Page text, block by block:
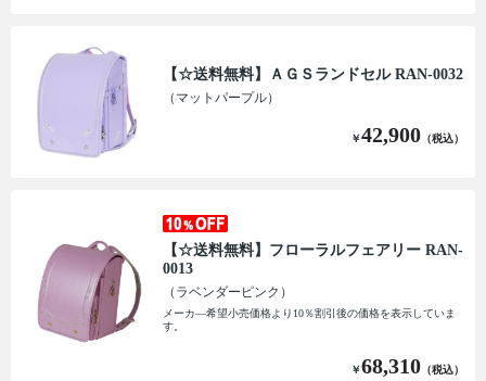
【☆送料無料】ＡＧＳランドセル RAN-0032
（マットパープル）
￥42,900 （税込）
【☆送料無料】フローラルフェアリー RAN-
0013
（ラベンダーピンク）
メーカ―希望小売価格より10％割引後の価格を表示していま
す。
￥68,310 （税込）